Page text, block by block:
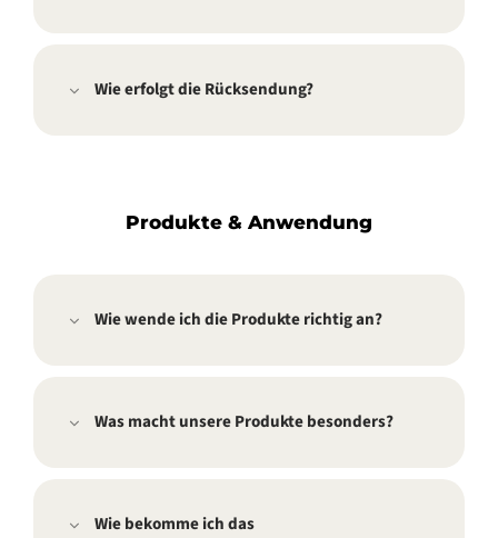
Wie erfolgt die Rücksendung?
Produkte & Anwendung
Wie wende ich die Produkte richtig an?
Was macht unsere Produkte besonders?
Wie bekomme ich das